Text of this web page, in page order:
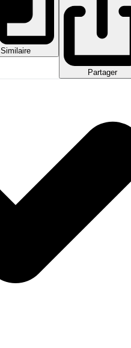
Similaire
Partager